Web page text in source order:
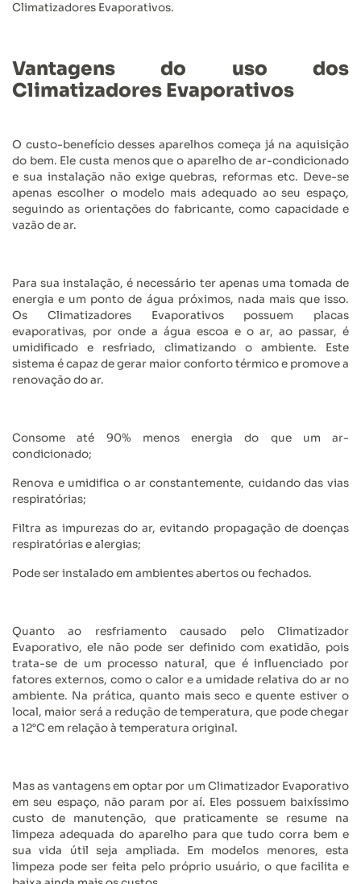
Climatizadores Evaporativos.
Vantagens do uso dos
Climatizadores Evaporativos
O custo-benefício desses aparelhos começa já na aquisição
do bem. Ele custa menos que o aparelho de ar-condicionado
e sua instalação não exige quebras, reformas etc. Deve-se
apenas escolher o modelo mais adequado ao seu espaço,
seguindo as orientações do fabricante, como capacidade e
vazão de ar.
Para sua instalação, é necessário ter apenas uma tomada de
energia e um ponto de água próximos, nada mais que isso.
Os Climatizadores Evaporativos possuem placas
evaporativas, por onde a água escoa e o ar, ao passar, é
umidificado e resfriado, climatizando o ambiente. Este
sistema é capaz de gerar maior conforto térmico e promove a
renovação do ar.
Consome até 90% menos energia do que um ar-
condicionado;
Renova e umidifica o ar constantemente, cuidando das vias
respiratórias;
Filtra as impurezas do ar, evitando propagação de doenças
respiratórias e alergias;
Pode ser instalado em ambientes abertos ou fechados.
Quanto ao resfriamento causado pelo Climatizador
Evaporativo, ele não pode ser definido com exatidão, pois
trata-se de um processo natural, que é influenciado por
fatores externos, como o calor e a umidade relativa do ar no
ambiente. Na prática, quanto mais seco e quente estiver o
local, maior será a redução de temperatura, que pode chegar
a 12°C em relação à temperatura original.
Mas as vantagens em optar por um Climatizador Evaporativo
em seu espaço, não param por aí. Eles possuem baixíssimo
custo de manutenção, que praticamente se resume na
limpeza adequada do aparelho para que tudo corra bem e
sua vida útil seja ampliada. Em modelos menores, esta
limpeza pode ser feita pelo próprio usuário, o que facilita e